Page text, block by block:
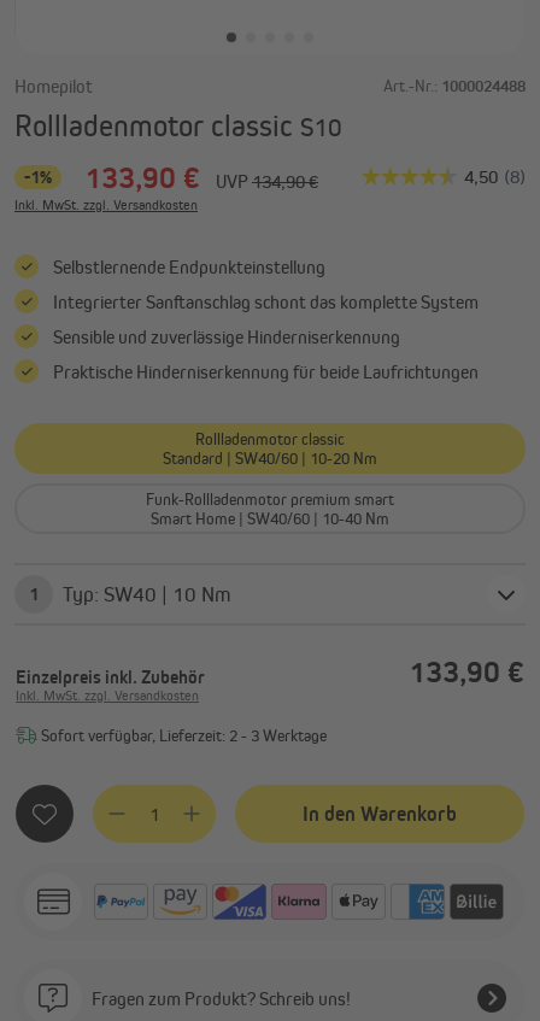
Homepilot Art.-Nr.: 1000024488
Rollladenmotor classic S10
-1% 133,90 € UVP 134,90 €
Inkl. MwSt. zzgl. Versandkosten
Selbstlernende Endpunkteinstellung
Integrierter Sanftanschlag schont das komplette System
Sensible und zuverlässige Hinderniserkennung
Praktische Hinderniserkennung für beide Laufrichtungen
Rollladenmotor classic
Standard | SW40/60 | 10-20 Nm
Funk-Rollladenmotor premium smart
Smart Home | SW40/60 | 10-40 Nm
1 Typ: SW40 | 10 Nm
Einzelpreis inkl. Zubehör 133,90 €
Inkl. MwSt. zzgl. Versandkosten
Sofort verfügbar, Lieferzeit: 2 - 3 Werktage
Produkt Anzahl: Gib den gewünschten Wert ein oder
In den Warenkorb
Fragen zum Produkt? Schreib uns!